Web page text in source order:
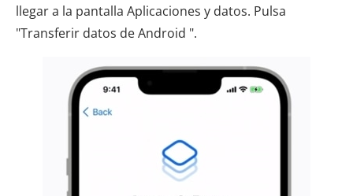
llegar a la pantalla Aplicaciones y datos. Pulsa
"Transferir datos de Android ".